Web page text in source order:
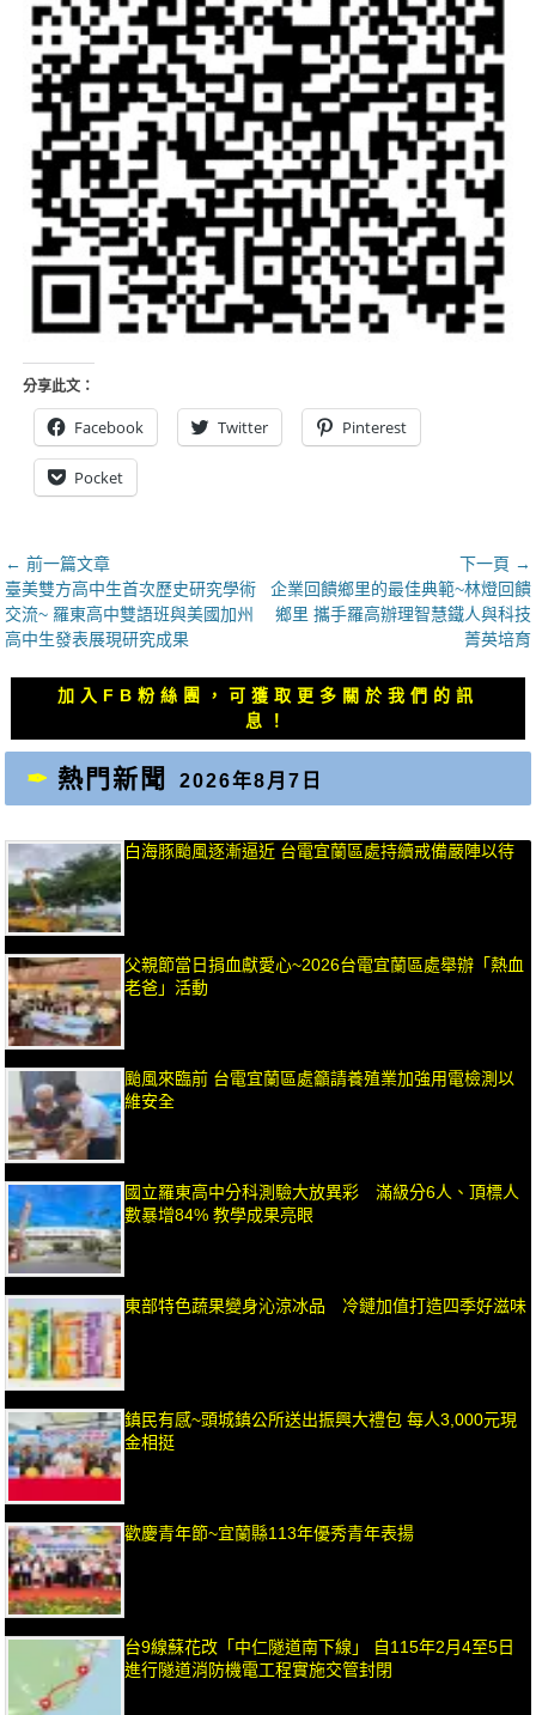
分享此文：
Facebook Twitter Pinterest
Pocket
文
章
導
覽
← 前一篇文章
上
一
篇
臺美雙方高中生首次歷史研究學術
交流~ 羅東高中雙語班與美國加州
高中生發表展現研究成果
下一頁 →
下
一
章：
企業回饋鄉里的最佳典範~林燈回饋
鄉里 攜手羅高辦理智慧鐵人與科技
菁英培育
加入FB粉絲團，可獲取更多關於我們的訊
息！
熱門新聞 2026年8月7日
白海豚颱風逐漸逼近 台電宜蘭區處持續戒備嚴陣以待
父親節當日捐血獻愛心~2026台電宜蘭區處舉辦「熱血
老爸」活動
颱風來臨前 台電宜蘭區處籲請養殖業加強用電檢測以
維安全
國立羅東高中分科測驗大放異彩 滿級分6人、頂標人
數暴增84% 教學成果亮眼
東部特色蔬果變身沁涼冰品 冷鏈加值打造四季好滋味
鎮民有感~頭城鎮公所送出振興大禮包 每人3,000元現
金相挺
歡慶青年節~宜蘭縣113年優秀青年表揚
台9線蘇花改「中仁隧道南下線」 自115年2月4至5日
進行隧道消防機電工程實施交管封閉